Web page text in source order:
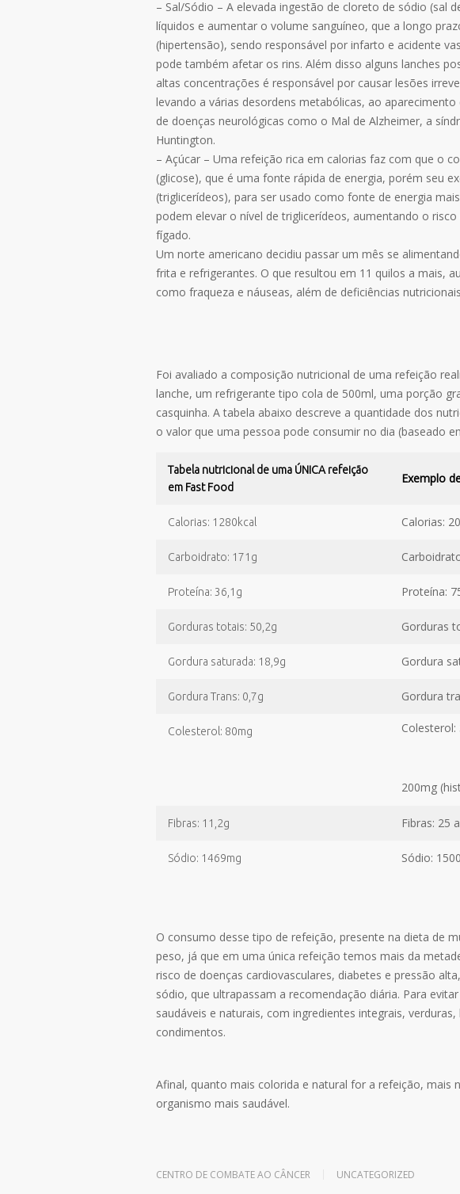
– Sal/Sódio – A elevada ingestão de cloreto de sódio (sal
líquidos e aumentar o volume sanguíneo, que a longo
(hipertensão), sendo responsável por infarto e acidente
pode também afetar os rins. Além disso alguns lanches
altas concentrações é responsável por causar lesões
levando a várias desordens metabólicas, ao
de doenças neurológicas como o Mal de Alzheimer, a
Huntington.
– Açúcar – Uma refeição rica em calorias faz com que o
(glicose), que é uma fonte rápida de energia, porém seu
(triglicerídeos), para ser usado como fonte de energia
podem elevar o nível de triglicerídeos, aumentando o
fígado.
Um norte americano decidiu passar um mês se
frita e refrigerantes. O que resultou em 11 quilos a mais,
como fraqueza e náuseas, além de deficiências
Foi avaliado a composição nutricional de uma refeição
lanche, um refrigerante tipo cola de 500ml, uma porção
casquinha. A tabela abaixo descreve a quantidade dos
o valor que uma pessoa pode consumir no dia (baseado
Tabela nutricional de uma ÚNICA refeição
em Fast Food
Exemplo
Calorias: 1280kcal Calorias:
Carboidrato: 171g
Proteína: 36,1g Proteína:
Gorduras totais: 50,2g Gorduras
Gordura saturada: 18,9g Gordura
Gordura Trans: 0,7g Gordura
Colesterol: 80mg Colesterol:
200mg
Fibras: 11,2g Fibras: 25
Sódio: 1469mg Sódio:
O consumo desse tipo de refeição, presente na dieta de
peso, já que em uma única refeição temos mais da
risco de doenças cardiovasculares, diabetes e pressão
sódio, que ultrapassam a recomendação diária. Para
saudáveis e naturais, com ingredientes integrais,
condimentos.
Afinal, quanto mais colorida e natural for a refeição, mais
organismo mais saudável.
CENTRO DE COMBATE AO CÂNCER UNCATEGORIZED